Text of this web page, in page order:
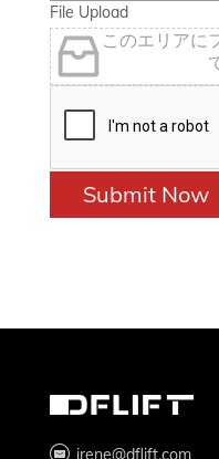
File Upload
このエリアに
Submit Now
irene@dflift.com